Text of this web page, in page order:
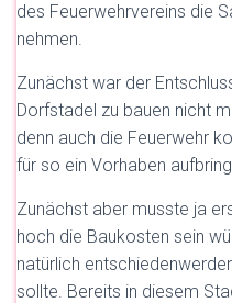
des Feuerwehrvereins die
nehmen.
Zunächst war der
Dorfstadel zu bauen nicht
denn auch die Feuerwehr
für so ein Vorhaben
Zunächst aber musste ja
hoch die Baukosten sein
natürlich
sollte. Bereits in diesem